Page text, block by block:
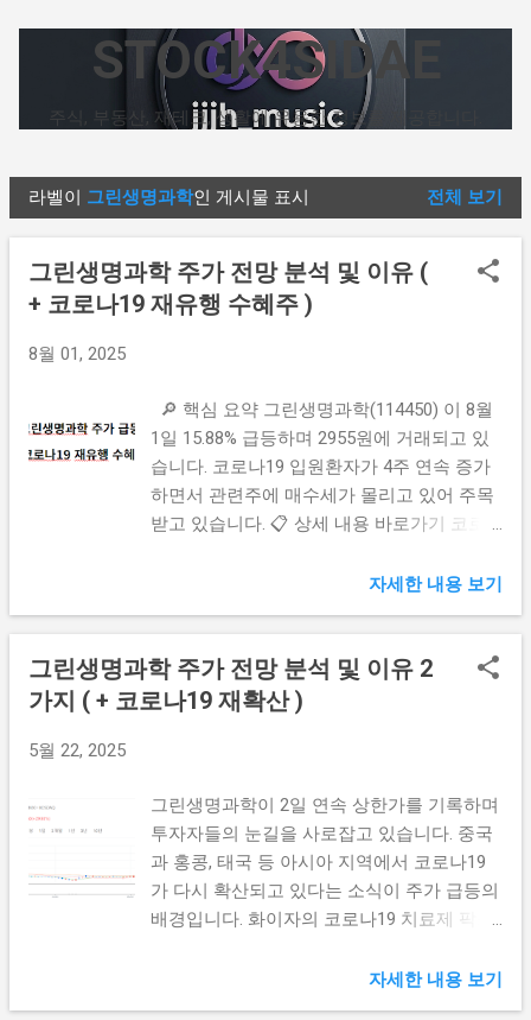
기본 콘텐츠로 건너뛰기
STOCK4SIDAE
주식, 부동산, 재테크, 생활에 유용한 정보를 제공합니다.
글
라벨이 그린생명과학인 게시물 표시 전체 보기
그린생명과학 주가 전망 분석 및 이유 (
+ 코로나19 재유행 수혜주 )
8월 01, 2025
🔎 핵심 요약 그린생명과학(114450) 이 8월
1일 15.88% 급등하며 2955원에 거래되고 있
습니다. 코로나19 입원환자가 4주 연속 증가
하면서 관련주에 매수세가 몰리고 있어 주목
받고 있습니다. 📋 상세 내용 바로가기 코로
기업분석 바로가기 👆 투자전략 및 리스크
연속 증가세 심각 질병관리청 발표에 따르면
코로나19 입원환자가 급격히 늘고 있습니다.
여름철 재유행이 현실화되고 있어 방역 당국
별거 아닌 것 같지만 추세가 심각합니다. 25
주~26주차에는 63명에 불과했는데, 단 4주
만에 139명으로 2배 이상 폭증했습니다. 마치
"잠자던 괴물이 깨어나는" 모습과 같은 급증
세입니다. 💡 주간별 입원환자 변화: • 25주
시작 • 28주차: 지속 증가 • 29주차: 123명 (2
배 증가) • 30주차: 139명 (최고치 경신) 🏥 상
자세한 내용 보기
그린생명과학 주가 전망 분석 및 이유 2
가지 ( + 코로나19 재확산 )
5월 22, 2025
그린생명과학이 2일 연속 상한가를 기록하며
투자자들의 눈길을 사로잡고 있습니다. 중국
과 홍콩, 태국 등 아시아 지역에서 코로나19
가 다시 확산되고 있다는 소식이 주가 급등의
배경입니다. 화이자의 코로나19 치료제 팍스
과학에게는 절호의 기회가 될 수 있습니다.
자세한 내용 보기